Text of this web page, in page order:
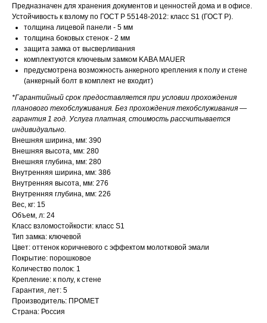
Предназначен для хранения документов и ценностей дома и в офисе.
Устойчивость к взлому по ГОСТ Р 55148-2012: класс S1 (ГОСТ Р).
толщина лицевой панели - 5 мм
толщина боковых стенок - 2 мм
защита замка от высверливания
комплектуются ключевым замком KABA MAUER
предусмотрена возможность анкерного крепления к полу и стене
(анкерный болт в комплект не входит)
*Гарантийный срок предоставляется при условии прохождения
планового техобслуживания. Без прохождения техобслуживания —
гарантия 1 год. Услуга платная, стоимость рассчитывается
индивидуально.
Внешняя ширина, мм: 390
Внешняя высота, мм: 280
Внешняя глубина, мм: 280
Внутренняя ширина, мм: 386
Внутренняя высота, мм: 276
Внутренняя глубина, мм: 226
Вес, кг: 15
Объем, л: 24
Класс взломостойкости: класс S1
Тип замка: ключевой
Цвет: оттенок коричневого с эффектом молотковой эмали
Покрытие: порошковое
Количество полок: 1
Крепление: к полу, к стене
Гарантия, лет: 5
Производитель: ПРОМЕТ
Страна: Россия